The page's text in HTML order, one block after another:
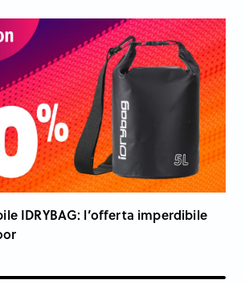
IDRYBAG: l’offerta imperdibile